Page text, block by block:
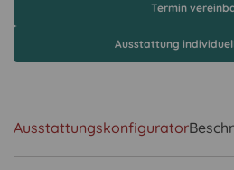
Termin
Ausstattung
Ausstattungskonfigurator